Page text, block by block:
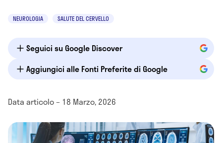
NEUROLOGIA SALUTE DEL CERVELLO
Seguici su Google Discover
Aggiungici alle Fonti Preferite di Google
Data articolo – 18 Marzo, 2026